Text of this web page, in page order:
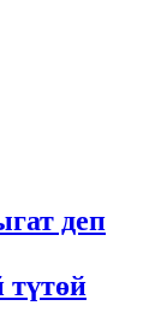
деп